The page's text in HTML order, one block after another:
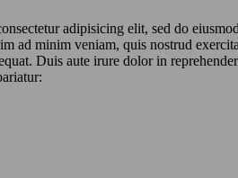
adipisicing elit, sed do
ad minim veniam, quis nostrud
Duis aute irure dolor in